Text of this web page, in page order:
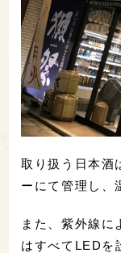
取り扱う日本酒
ーにて管理し、
また、紫外線に
はすべてLEDを